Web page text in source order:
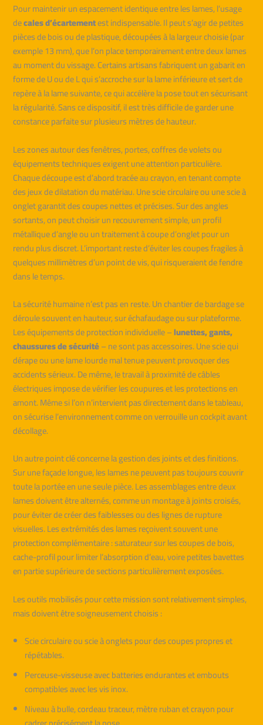
Pour maintenir un espacement identique entre les lames, l’usage
decales d’écartementest indispensable. Il peut s’agir de petites
pièces de bois ou de plastique, découpées à la largeur choisie (par
exemple 13 mm), que l’on place temporairement entre deux lames
au moment du vissage. Certains artisans fabriquent un gabarit en
forme de U ou de L qui s’accroche sur la lame inférieure et sert de
repère à la lame suivante, ce qui accélère la pose tout en sécurisant
la régularité. Sans ce dispositif, il est très difficile de garder une
constance parfaite sur plusieurs mètres de hauteur.
Les zones autour des fenêtres, portes, coffres de volets ou
équipements techniques exigent une attention particulière.
Chaque découpe est d’abord tracée au crayon, en tenant compte
des jeux de dilatation du matériau. Une scie circulaire ou une scie à
onglet garantit des coupes nettes et précises. Sur des angles
sortants, on peut choisir un recouvrement simple, un profil
métallique d’angle ou un traitement à coupe d’onglet pour un
rendu plus discret. L’important reste d’éviter les coupes fragiles à
quelques millimètres d’un point de vis, qui risqueraient de fendre
dans le temps.
La sécurité humaine n’est pas en reste. Un chantier de bardage se
déroule souvent en hauteur, sur échafaudage ou sur plateforme.
Les équipements de protection individuelle –lunettes, gants,
chaussures de sécurité– ne sont pas accessoires. Une scie qui
dérape ou une lame lourde mal tenue peuvent provoquer des
accidents sérieux. De même, le travail à proximité de câbles
électriques impose de vérifier les coupures et les protections en
amont. Même si l’on n’intervient pas directement dans le tableau,
on sécurise l’environnement comme on verrouille un cockpit avant
décollage.
Un autre point clé concerne la gestion des joints et des finitions.
Sur une façade longue, les lames ne peuvent pas toujours couvrir
toute la portée en une seule pièce. Les assemblages entre deux
lames doivent être alternés, comme un montage à joints croisés,
pour éviter de créer des faiblesses ou des lignes de rupture
visuelles. Les extrémités des lames reçoivent souvent une
protection complémentaire : saturateur sur les coupes de bois,
cache-profil pour limiter l’absorption d’eau, voire petites bavettes
en partie supérieure de sections particulièrement exposées.
Les outils mobilisés pour cette mission sont relativement simples,
mais doivent être soigneusement choisis :
Scie circulaire ou scie à onglets pour des coupes propres et
répétables.
Perceuse-visseuse avec batteries endurantes et embouts
compatibles avec les vis inox.
Niveau à bulle, cordeau traceur, mètre ruban et crayon pour